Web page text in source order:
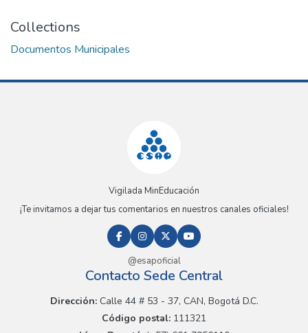
Collections
Documentos Municipales
Vigilada MinEducación
¡Te invitamos a dejar tus comentarios en nuestros canales oficiales!
@esapoficial
Contacto Sede Central
Dirección:Calle 44 # 53 - 37, CAN, Bogotá D.C.
Código postal: 111321